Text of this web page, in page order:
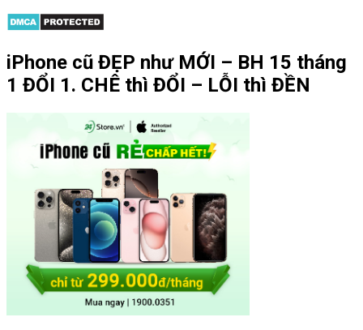
iPhone cũ ĐẸP như MỚI – BH 15 tháng
1 ĐỔI 1. CHÊ thì ĐỔI – LỖI thì ĐỀN